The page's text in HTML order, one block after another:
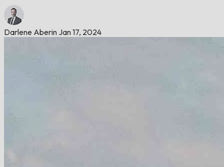
Darlene Aberin Jan 17, 2024